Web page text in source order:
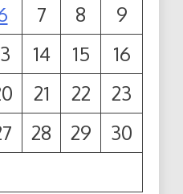
7 8
9
14 15
16
21 22
23
28 29
30